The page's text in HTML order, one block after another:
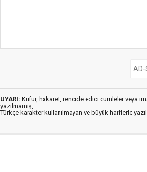
UYARI: Küfür, hakaret, rencide edici cümleler veya
yazılmamış,
Türkçe karakter kullanılmayan ve büyük harflerle